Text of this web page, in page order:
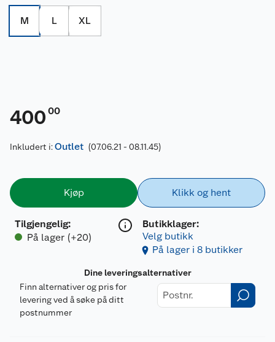
M L XL
400 00
Inkludert i:Outlet (07.06.21 - 08.11.45)
Kjøp
Tilgjengelig:
På lager (+20)
Klikk og hent
Butikklager:
Velg butikk
På lager i 8 butikker
Dine leveringsalternativer
Finn alternativer og pris for
levering ved å søke på ditt
postnummer